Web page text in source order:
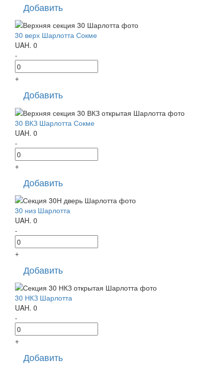
Добавить
30 верх Шарлотта Сокме
UAH. 0
-
+
Добавить
30 ВКЗ Шарлотта Сокме
UAH. 0
-
+
Добавить
30 низ Шарлотта
UAH. 0
-
+
Добавить
30 НКЗ Шарлотта
UAH. 0
-
+
Добавить